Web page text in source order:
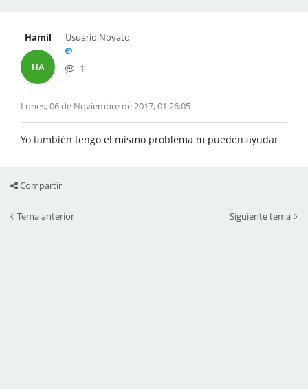
Hamil
HA
Usuario Novato
1
Lunes, 06 de Noviembre de 2017, 01:26:05
Yo también tengo el mismo problema m pueden ayudar
Compartir
Tema anterior Siguiente tema